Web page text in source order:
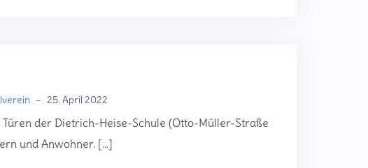
– 25. April 2022
der Dietrich-Heise-Schule (Otto-Müller-Straße
und Anwohner. […]